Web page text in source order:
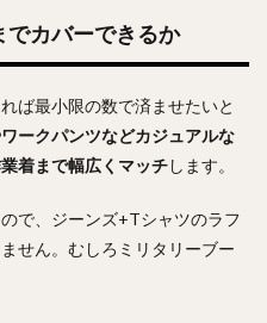
カバーできるか
ば最小限の数で済ませたいと
ークパンツなどカジュアルな
着まで幅広くマッチします。
で、ジーンズ+Tシャツのラフ
せん。むしろミリタリーブー